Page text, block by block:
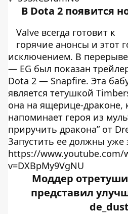
В Dota 2 появится
Valve всегда готовит к
горячие анонсы и этот
исключением. В
— EG был показан
Dota 2 — Snapfire. Эта
является тетушкой
она на ящерице-драконе,
напоминает героя из
приручить дракона” от
Запустить ее должны уже
https://www.youtube.com/
v=DXBpMy9VgNU
Моддер
представил